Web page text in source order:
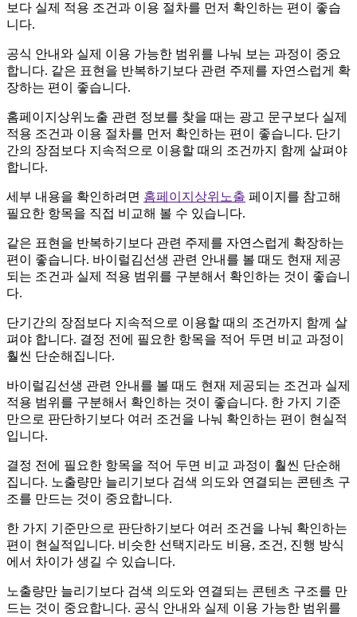
보다 실제 적용 조건과 이용 절차를 먼저 확인하는 편이 좋습
니다.
공식 안내와 실제 이용 가능한 범위를 나눠 보는 과정이 중요
합니다. 같은 표현을 반복하기보다 관련 주제를 자연스럽게 확
장하는 편이 좋습니다.
홈페이지상위노출 관련 정보를 찾을 때는 광고 문구보다 실제
적용 조건과 이용 절차를 먼저 확인하는 편이 좋습니다. 단기
간의 장점보다 지속적으로 이용할 때의 조건까지 함께 살펴야
합니다.
세부 내용을 확인하려면 홈페이지상위노출 페이지를 참고해
필요한 항목을 직접 비교해 볼 수 있습니다.
같은 표현을 반복하기보다 관련 주제를 자연스럽게 확장하는
편이 좋습니다. 바이럴김선생 관련 안내를 볼 때도 현재 제공
되는 조건과 실제 적용 범위를 구분해서 확인하는 것이 좋습니
다.
단기간의 장점보다 지속적으로 이용할 때의 조건까지 함께 살
펴야 합니다. 결정 전에 필요한 항목을 적어 두면 비교 과정이
훨씬 단순해집니다.
바이럴김선생 관련 안내를 볼 때도 현재 제공되는 조건과 실제
적용 범위를 구분해서 확인하는 것이 좋습니다. 한 가지 기준
만으로 판단하기보다 여러 조건을 나눠 확인하는 편이 현실적
입니다.
결정 전에 필요한 항목을 적어 두면 비교 과정이 훨씬 단순해
집니다. 노출량만 늘리기보다 검색 의도와 연결되는 콘텐츠 구
조를 만드는 것이 중요합니다.
한 가지 기준만으로 판단하기보다 여러 조건을 나눠 확인하는
편이 현실적입니다. 비슷한 선택지라도 비용, 조건, 진행 방식
에서 차이가 생길 수 있습니다.
노출량만 늘리기보다 검색 의도와 연결되는 콘텐츠 구조를 만
드는 것이 중요합니다. 공식 안내와 실제 이용 가능한 범위를